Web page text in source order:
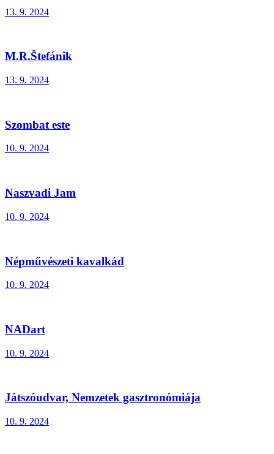
13. 9. 2024
M.R.Štefánik
13. 9. 2024
Szombat este
10. 9. 2024
Naszvadi Jam
10. 9. 2024
Népművészeti kavalkád
10. 9. 2024
NADart
10. 9. 2024
Játszóudvar, Nemzetek gasztronómiája
10. 9. 2024